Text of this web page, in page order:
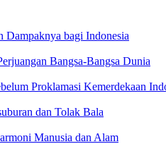
Dampaknya bagi Indonesia
Bangsa-Bangsa Dunia
Proklamasi Kemerdekaan
dan Tolak Bala
Manusia dan Alam